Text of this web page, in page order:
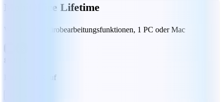
MobiOffice Lifetime
Wesentliche Bürobearbeitungsfunktionen, 1 PC oder Mac
Einmaliger Kauf